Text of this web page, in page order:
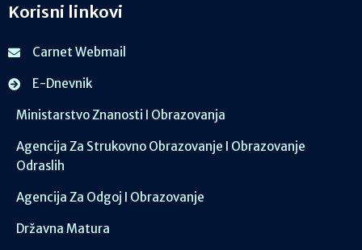
Korisni linkovi
Carnet Webmail
E-Dnevnik
Ministarstvo Znanosti I Obrazovanja
Agencija Za Strukovno Obrazovanje I Obrazovanje
Odraslih
Agencija Za Odgoj I Obrazovanje
Državna Matura